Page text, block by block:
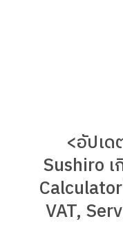
<อัปเ
Sushiro
VAT,